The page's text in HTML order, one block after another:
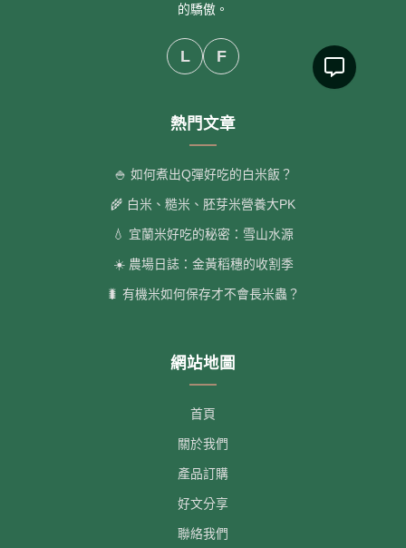
的驕傲。
L F
熱門文章
🍚 如何煮出Q彈好吃的白米飯？
🌾 白米、糙米、胚芽米營養大PK
💧 宜蘭米好吃的秘密：雪山水源
☀️ 農場日誌：金黃稻穗的收割季
🐛 有機米如何保存才不會長米蟲？
網站地圖
首頁
關於我們
產品訂購
好文分享
聯絡我們